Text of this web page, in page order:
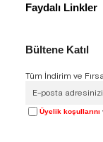
Faydalı Linkler
Bültene Katıl
Tüm İndirim ve
Üyelik koşullarını